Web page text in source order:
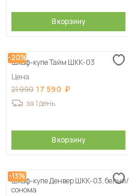
В корзину
-20%
Шкаф-купе Тайм ШКК-03
Цена
21 990 17 590
за 1 день
В корзину
-13%
Шкаф-купе Денвер ШКК-03, белый/
сонома